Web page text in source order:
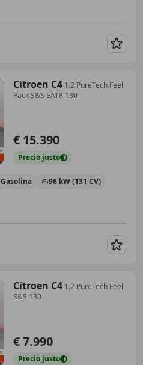
Citroen C4 1.2 PureTech Feel
Pack S&S EAT8 130
€ 15.390
Precio justo
Gasolina 96 kW (131 CV)
Citroen C4 1.2 PureTech Feel
S&S 130
€ 7.990
Precio justo